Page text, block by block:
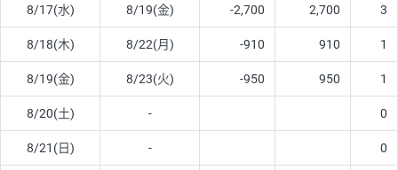
8/17(水) 8/19(金) -2,700 2,700 3
8/18(木) 8/22(月) -910 910 1
8/19(金) 8/23(火) -950 950 1
8/20(土) - 0
8/21(日) - 0